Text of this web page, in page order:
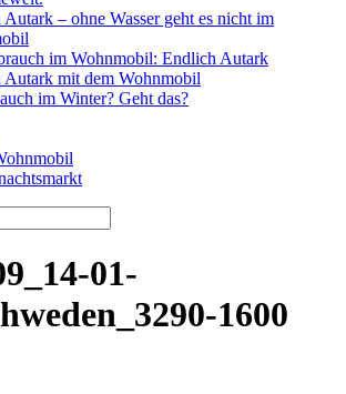
– ohne Wasser geht es nicht im
im Wohnmobil: Endlich Autark
Autark mit dem Wohnmobil
im Winter? Geht das?
01-
1600